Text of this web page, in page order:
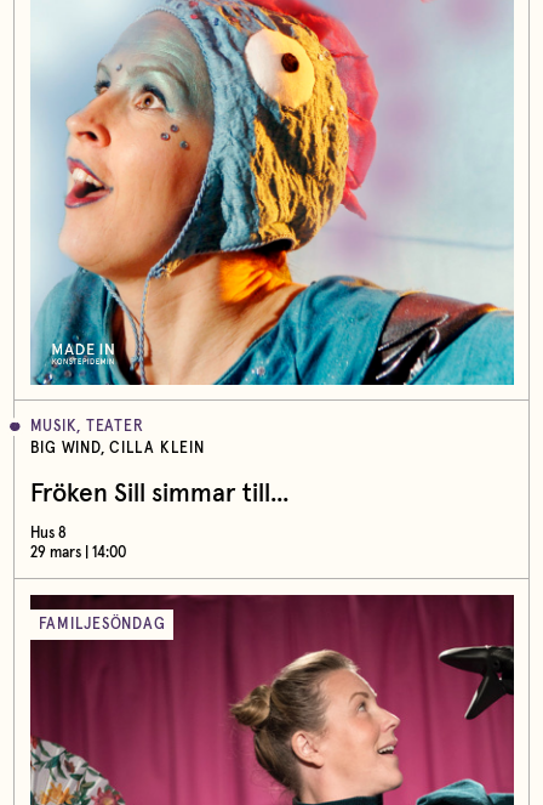
MUSIK, TEATER
BIG WIND, CILLA KLEIN
Fröken Sill simmar till...
Hus 8
29 mars | 14:00
FAMILJESÖNDAG